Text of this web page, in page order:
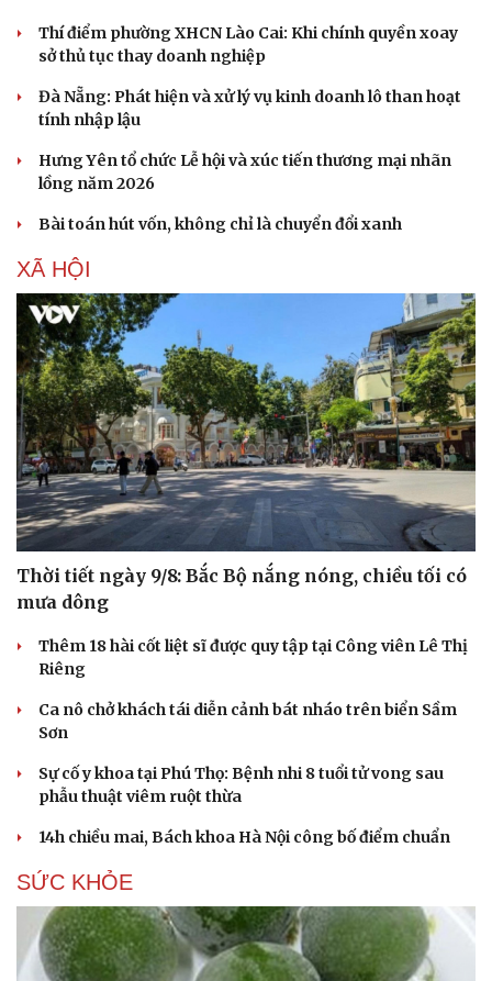
Tư vấn
Săn Tour
check-in
Câu chuyện thời sự
Cửa sổ tình yêu
Kể chuyện cho bé
Thí điểm phường XHCN Lào Cai: Khi chính quyền xoay
sở thủ tục thay doanh nghiệp
Đà Nẵng: Phát hiện và xử lý vụ kinh doanh lô than hoạt
tính nhập lậu
Hưng Yên tổ chức Lễ hội và xúc tiến thương mại nhãn
lồng năm 2026
Bài toán hút vốn, không chỉ là chuyển đổi xanh
XÃ HỘI
Thời tiết ngày 9/8: Bắc Bộ nắng nóng, chiều tối có
mưa dông
Thêm 18 hài cốt liệt sĩ được quy tập tại Công viên Lê Thị
Riêng
Ca nô chở khách tái diễn cảnh bát nháo trên biển Sầm
Sơn
Sự cố y khoa tại Phú Thọ: Bệnh nhi 8 tuổi tử vong sau
phẫu thuật viêm ruột thừa
14h chiều mai, Bách khoa Hà Nội công bố điểm chuẩn
SỨC KHỎE